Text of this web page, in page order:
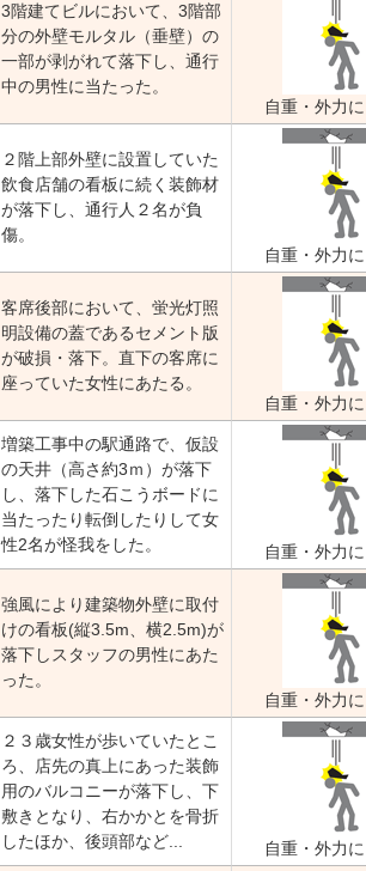
3階建てビルにおいて、3階部
分の外壁モルタル（垂壁）の
一部が剥がれて落下し、通行
中の男性に当たった。
自重・外力
２階上部外壁に設置していた
飲食店舗の看板に続く装飾材
が落下し、通行人２名が負
傷。
自重・外力
客席後部において、蛍光灯照
明設備の蓋であるセメント版
が破損・落下。直下の客席に
座っていた女性にあたる。
自重・外力
増築工事中の駅通路で、仮設
の天井（高さ約3ｍ）が落下
し、落下した石こうボードに
当たったり転倒したりして女
性2名が怪我をした。
自重・外力
強風により建築物外壁に取付
けの看板(縦3.5m、横2.5m)が
落下しスタッフの男性にあた
った。
自重・外力
２３歳女性が歩いていたとこ
ろ、店先の真上にあった装飾
用のバルコニーが落下し、下
敷きとなり、右かかとを骨折
したほか、後頭部など...
自重・外力